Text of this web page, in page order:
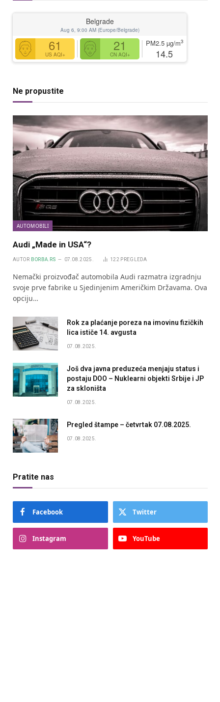
Belgrade
Aug 6, 9:00 AM (Europe/Belgrade)
61
US AQI+
21
CN AQI+
PM2.5 µg/m3
14.5
Ne propustite
AUTOMOBILI
Audi „Made in USA“?
AUTOR BORBA.RS 07.08.2025. 122 PREGLEDA
Nemački proizvođač automobila Audi razmatra izgradnju
svoje prve fabrike u Sjedinjenim Američkim Državama. Ova
opciju…
Rok za plaćanje poreza na imovinu fizičkih
lica ističe 14. avgusta
07.08.2025.
Još dva javna preduzeća menjaju status i
postaju DOO – Nuklearni objekti Srbije i JP
za skloništa
07.08.2025.
Pregled štampe – četvrtak 07.08.2025.
07.08.2025.
Pratite nas
Facebook Twitter
Instagram YouTube